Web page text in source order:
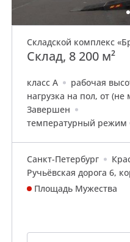
Складской комплекс
Склад, 8 200 м²
класс A
рабочая
нагрузка на пол, от
Завершен
температурный режим
Санкт-Петербург
Ручьёвская дорога 6,
Площадь Мужества